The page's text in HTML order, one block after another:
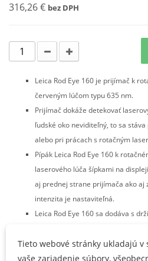
316,26 € bez DPH
Leica Rod Eye 160 je prijímač k
červeným lúčom typu 635 nm.
Prijímač dokáže detekovať
ľudské oko neviditeľný, to sa
alebo pri prácach s rotačným
Pípák Leica Rod Eye 160 k
laserového lúča šípkami na
aj prednej strane prijímača ako aj
intenzita je nastaviteľná.
Leica Rod Eye 160sa dodáva s
Balenie obsahuje:
Tieto webové stránky ukladajú v
vaše zariadenie súbory,